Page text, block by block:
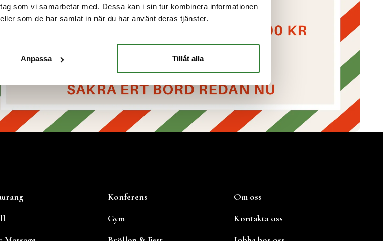
som vi samarbetar med. Dessa kan i sin tur kombinera informationen
som de har samlat in när du har använt deras tjänster.
Anpassa Tillåt alla
Konferens
Gym
Om oss
Kontakta oss